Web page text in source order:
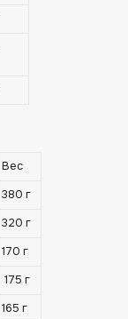
Вес
380 г
320 г
170 г
175 г
165 г